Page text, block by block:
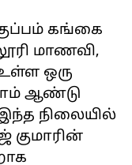
கங்கை
மாணவி,
ஒரு
ஆண்டு
இந்த நிலையில்